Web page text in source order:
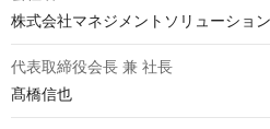
株式会社マネジメントソリューショ
代表取締役会長 兼 社長